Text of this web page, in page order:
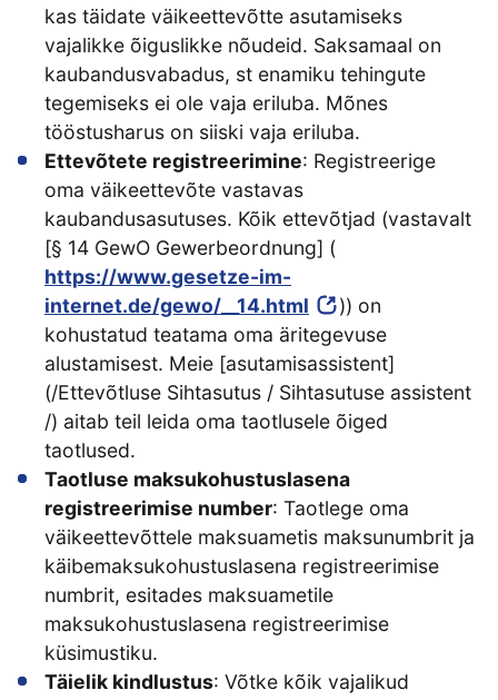
kas täidate väikeettevõtte asutamiseks
vajalikke õiguslikke nõudeid. Saksamaal on
kaubandusvabadus, st enamiku tehingute
tegemiseks ei ole vaja eriluba. Mõnes
tööstusharus on siiski vaja eriluba.
Ettevõtete registreerimine: Registreerige
oma väikeettevõte vastavas
kaubandusasutuses. Kõik ettevõtjad (vastavalt
[§ 14 GewO Gewerbeordnung] (
https://www.gesetze-im-
internet.de/gewo/__14.html
)) on
kohustatud teatama oma äritegevuse
alustamisest. Meie [asutamisassistent]
(/Ettevõtluse Sihtasutus / Sihtasutuse assistent
/) aitab teil leida oma taotlusele õiged
taotlused.
Taotluse maksukohustuslasena
registreerimise number: Taotlege oma
väikeettevõttele maksuametis maksunumbrit ja
käibemaksukohustuslasena registreerimise
numbrit, esitades maksuametile
maksukohustuslasena registreerimise
küsimustiku.
Täielik kindlustus: Võtke kõik vajalikud